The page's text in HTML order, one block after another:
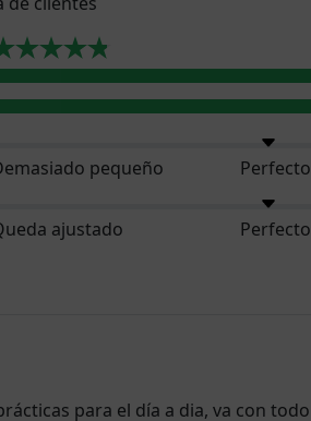
pequeño
Perfecto
ajustado
Perfecto
para el día a dia, va con todo